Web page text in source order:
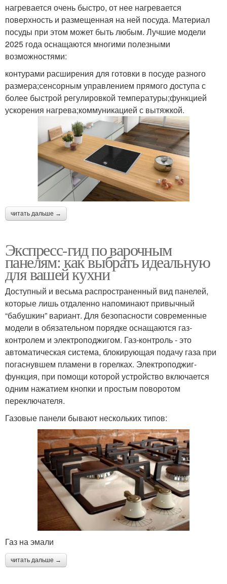
нагревается очень быстро, от нее нагревается
поверхность и размещенная на ней посуда. Материал
посуды при этом может быть любым. Лучшие модели
2025 года оснащаются многими полезными
возможностями:
контурами расширения для готовки в посуде разного
размера;сенсорным управлением прямого доступа с
более быстрой регулировкой температуры;функцией
ускорения нагрева;коммуникацией с вытяжкой.
читать дальше →
Экспресс-гид по варочным
панелям: как выбрать идеальную
для вашей кухни
Доступный и весьма распространенный вид панелей,
которые лишь отдаленно напоминают привычный
“бабушкин” вариант. Для безопасности современные
модели в обязательном порядке оснащаются газ-
контролем и электроподжигом. Газ-контроль - это
автоматическая система, блокирующая подачу газа при
погаснувшем пламени в горелках. Электроподжиг-
функция, при помощи которой устройство включается
одним нажатием кнопки и простым поворотом
переключателя.
Газовые панели бывают нескольких типов:
Газ на эмали
читать дальше →